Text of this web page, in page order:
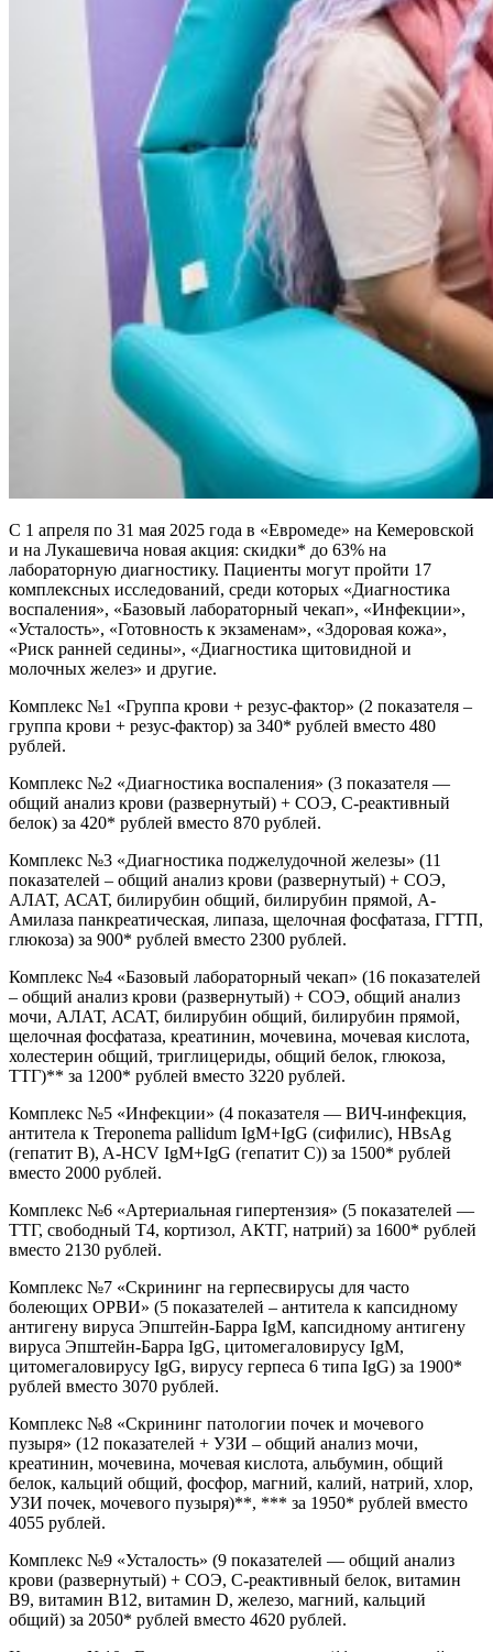
С 1 апреля по 31 мая 2025 года в «Евромеде» на Кемеровской
и на Лукашевича новая акция: скидки* до 63% на
лабораторную диагностику. Пациенты могут пройти 17
комплексных исследований, среди которых «Диагностика
воспаления», «Базовый лабораторный чекап», «Инфекции»,
«Усталость», «Готовность к экзаменам», «Здоровая кожа»,
«Риск ранней седины», «Диагностика щитовидной и
молочных желез» и другие.
Комплекс №1 «Группа крови + резус-фактор» (2 показателя –
группа крови + резус-фактор) за 340* рублей вместо 480
рублей.
Комплекс №2 «Диагностика воспаления» (3 показателя —
общий анализ крови (развернутый) + СОЭ, С-реактивный
белок) за 420* рублей вместо 870 рублей.
Комплекс №3 «Диагностика поджелудочной железы» (11
показателей – общий анализ крови (развернутый) + СОЭ,
АЛАТ, АСАТ, билирубин общий, билирубин прямой, А-
Амилаза панкреатическая, липаза, щелочная фосфатаза, ГГТП,
глюкоза) за 900* рублей вместо 2300 рублей.
Комплекс №4 «Базовый лабораторный чекап» (16 показателей
– общий анализ крови (развернутый) + СОЭ, общий анализ
мочи, АЛАТ, АСАТ, билирубин общий, билирубин прямой,
щелочная фосфатаза, креатинин, мочевина, мочевая кислота,
холестерин общий, триглицериды, общий белок, глюкоза,
ТТГ)** за 1200* рублей вместо 3220 рублей.
Комплекс №5 «Инфекции» (4 показателя — ВИЧ-инфекция,
антитела к Treponema pallidum IgM+IgG (сифилис), HBsAg
(гепатит B), A-HCV IgM+IgG (гепатит C)) за 1500* рублей
вместо 2000 рублей.
Комплекс №6 «Артериальная гипертензия» (5 показателей —
ТТГ, свободный Т4, кортизол, АКТГ, натрий) за 1600* рублей
вместо 2130 рублей.
Комплекс №7 «Скрининг на герпесвирусы для часто
болеющих ОРВИ» (5 показателей – антитела к капсидному
антигену вируса Эпштейн-Барра IgM, капсидному антигену
вируса Эпштейн-Барра IgG, цитомегаловирусу IgM,
цитомегаловирусу IgG, вирусу герпеса 6 типа IgG) за 1900*
рублей вместо 3070 рублей.
Комплекс №8 «Скрининг патологии почек и мочевого
пузыря» (12 показателей + УЗИ – общий анализ мочи,
креатинин, мочевина, мочевая кислота, альбумин, общий
белок, кальций общий, фосфор, магний, калий, натрий, хлор,
УЗИ почек, мочевого пузыря)**, *** за 1950* рублей вместо
4055 рублей.
Комплекс №9 «Усталость» (9 показателей — общий анализ
крови (развернутый) + СОЭ, С-реактивный белок, витамин
В9, витамин В12, витамин D, железо, магний, кальций
общий) за 2050* рублей вместо 4620 рублей.